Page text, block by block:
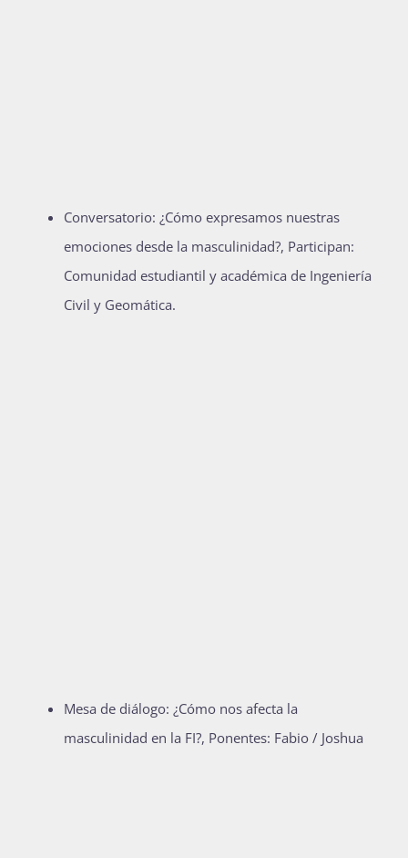
Conversatorio: ¿Cómo expresamos nuestras
emociones desde la masculinidad?, Participan:
Comunidad estudiantil y académica de Ingeniería
Civil y Geomática.
Mesa de diálogo: ¿Cómo nos afecta la
masculinidad en la FI?, Ponentes: Fabio / Joshua